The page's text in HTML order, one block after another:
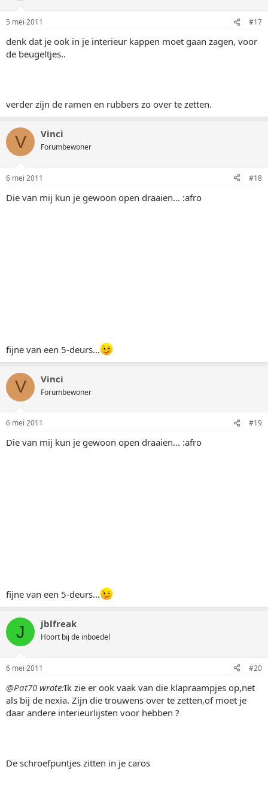
5 mei 2011 #17
denk dat je ook in je interieur kappen moet gaan zagen, voor
de beugeltjes..
verder zijn de ramen en rubbers zo over te zetten.
V Vinci
Forumbewoner
6 mei 2011 #18
Die van mij kun je gewoon open draaien... :afro
fijne van een 5-deurs...
V Vinci
Forumbewoner
6 mei 2011 #19
Die van mij kun je gewoon open draaien... :afro
fijne van een 5-deurs...
J jblfreak
Hoort bij de inboedel
6 mei 2011 #20
@Pat70 wrote:Ik zie er ook vaak van die klapraampjes op,net
als bij de nexia. Zijn die trouwens over te zetten,of moet je
daar andere interieurlijsten voor hebben ?
De schroefpuntjes zitten in je caros